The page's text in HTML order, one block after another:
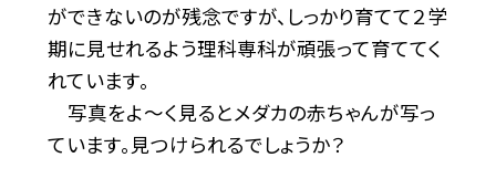
ができないのが残念ですが、しっかり育てて２学
期に見せれるよう理科専科が頑張って育ててく
れています。
写真をよ〜く見るとメダカの赤ちゃんが写っ
ています。見つけられるでしょうか？